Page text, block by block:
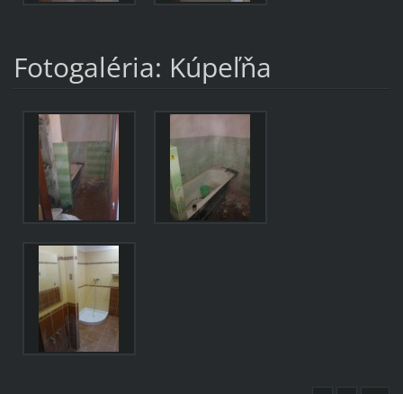
Fotogaléria: Kúpeľňa